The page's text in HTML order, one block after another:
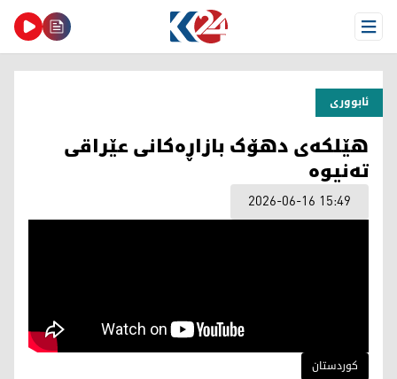
Open Menu
ئابووری
هێلکەی دهۆک بازاڕەکانی عێراقی
تەنیوە
2026-06-16 15:49
کوردستان